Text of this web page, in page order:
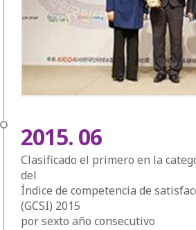
2015. 06
Clasificado el primero en la
del
Índice de competencia de
(GCSI) 2015
por sexto año consecutivo